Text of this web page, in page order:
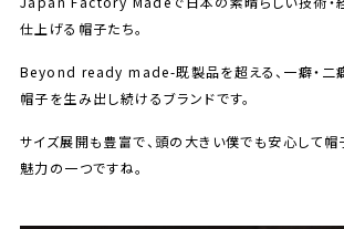
仕上げる帽子たち。
Beyond ready made-既製品を超える、一癖・二癖
帽子を生み出し続けるブランドです。
サイズ展開も豊富で、頭の大きい僕でも安心して
魅力の一つですね。